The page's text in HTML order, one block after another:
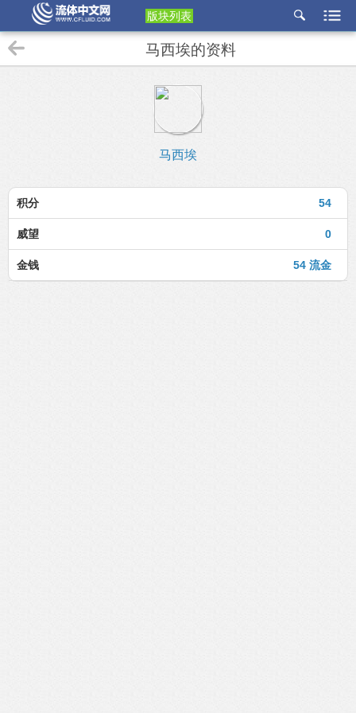
版块列表
etu
马西埃的资料
马西埃
54
积分
0
威望
54 流金
金钱